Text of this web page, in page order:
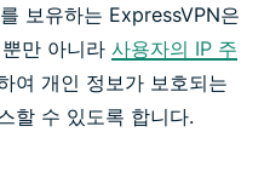
보유하는 ExpressVPN은
만 아니라 사용자의 IP 주
여 개인 정보가 보호되는
할 수 있도록 합니다.